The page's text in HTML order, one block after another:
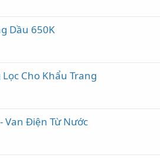
Dầu 650K
Cho Khẩu Trang
Van Điện Từ Nước